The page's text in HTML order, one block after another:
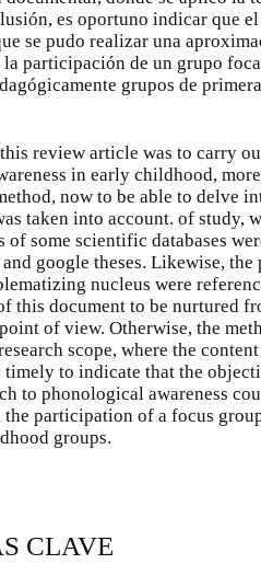
es oportuno indicar que
se pudo realizar una
participación de un grupo
grupos de
review article was to carry
in early childhood,
now to be able to delve
taken into account. of study,
of some scientific databases
google theses. Likewise,
nucleus were
this document to be nurtured
of view. Otherwise, the
scope, where the
to indicate that the
to phonological awareness
participation of a focus
groups.
CLAVE